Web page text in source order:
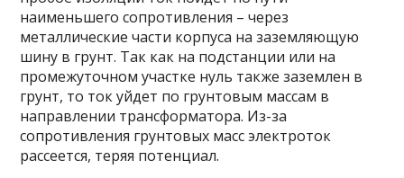
наименьшего сопротивления – через
металлические части корпуса на заземляющую
шину в грунт. Так как на подстанции или на
промежуточном участке нуль также заземлен в
грунт, то ток уйдет по грунтовым массам в
направлении трансформатора. Из-за
сопротивления грунтовых масс электроток
рассеется, теряя потенциал.